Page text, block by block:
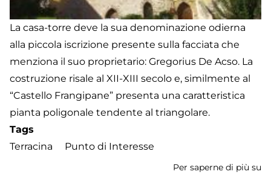
La casa-torre deve la sua denominazione odierna
alla piccola iscrizione presente sulla facciata che
menziona il suo proprietario: Gregorius De Acso. La
costruzione risale al XII-XIII secolo e, similmente al
“Castello Frangipane” presenta una caratteristica
pianta poligonale tendente al triangolare.
Tags
Terracina
Punto di Interesse
Per saperne di più su